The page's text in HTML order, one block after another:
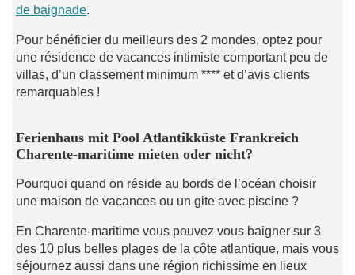
de baignade.
Pour bénéficier du meilleurs des 2 mondes, optez pour
une résidence de vacances intimiste comportant peu de
villas, d’un classement minimum **** et d’avis clients
remarquables !
Ferienhaus mit Pool Atlantikküste Frankreich
Charente-maritime mieten oder nicht?
Pourquoi quand on réside au bords de l’océan choisir
une maison de vacances ou un gite avec piscine ?
En Charente-maritime vous pouvez vous baigner sur 3
des 10 plus belles plages de la côte atlantique, mais vous
séjournez aussi dans une région richissime en lieux